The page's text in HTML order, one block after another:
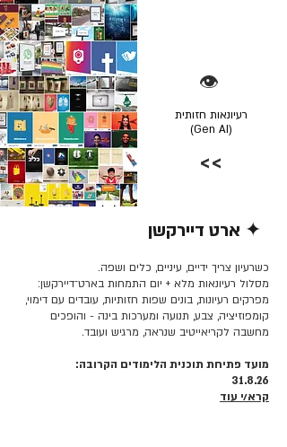
👁️
רעיונאות חזותית
(Gen AI)
>>
✦ ארט דיירקשן
כשרעיון צריך ידיים, עיניים, כלים ושפה.
מסלול רעיונאות מלא + יום התמחות בארט־דיירקשן:
מפרקים רעיונות, בונים שפות חזותיות, עובדים עם דימוי,
קומפוזיציה, צבע, תנועה ומערכות בינה - והופכים
מחשבה לקריאייטיב שנראה, מרגיש ועובד.
מועד פתיחת תוכנית הלימודים הקרובה:
31.8.26
קרא/י עוד